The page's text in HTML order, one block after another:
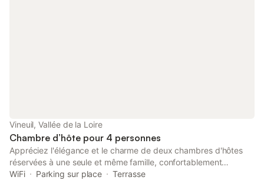
Vineuil, Vallée de la Loire
Chambre d’hôte pour 4 personnes
Appréciez l'élégance et le charme de deux chambres d'hôtes
réservées à une seule et même famille, confortablement
équipées dans une maison d'exception datant de la Révolution
WiFi Parking sur place
Terrasse